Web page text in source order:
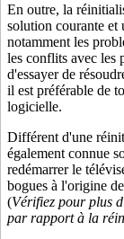
En outre, la
solution courante et
notamment les
les conflits avec les
d'essayer de
il est préférable de
logicielle.
Différent d'une
également connue
redémarrer le
bogues à l'origine
(Vérifiez pour plus
par rapport à la